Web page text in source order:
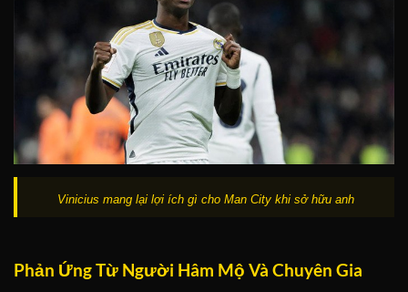
Vinicius mang lại lợi ích gì cho Man City khi sở hữu anh
Phản Ứng Từ Người Hâm Mộ Và Chuyên Gia